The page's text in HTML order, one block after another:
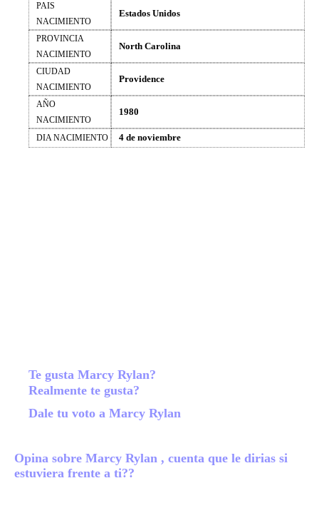
PAIS
NACIMIENTO
Estados Unidos
PROVINCIA
NACIMIENTO
North Carolina
CIUDAD
NACIMIENTO
Providence
AÑO
NACIMIENTO
1980
DIA NACIMIENTO 4 de noviembre
Te gusta Marcy Rylan?
Realmente te gusta?
Dale tu voto a Marcy Rylan
Opina sobre Marcy Rylan , cuenta que le dirias si
estuviera frente a ti??